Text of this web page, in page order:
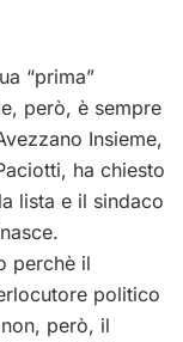
“prima”
però, è sempre
Insieme,
ha chiesto
lista e il sindaco
perchè il
politico
però, il